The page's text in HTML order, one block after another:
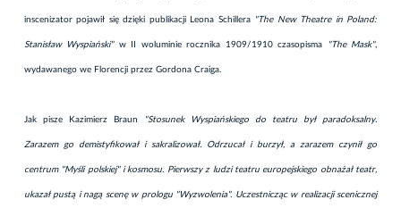
inscenizator pojawił się dzięki publikacji Leona Schillera "The New Theatre in Poland:
Stanisław Wyspiański"w II woluminie rocznika 1909/1910 czasopisma "The Mask",
wydawanego we Florencji przez Gordona Craiga.
Jak pisze Kazimierz Braun "Stosunek Wyspiańskiego do teatru był paradoksalny.
Zarazem go demistyfikował i sakralizował. Odrzucał i burzył, a zarazem czynił go
centrum "Myśli polskiej" i kosmosu. Pierwszy z ludzi teatru europejskiego obnażał teatr,
ukazał pustą i nagą scenę w prologu "Wyzwolenia". Uczestnicząc w realizacji scenicznej